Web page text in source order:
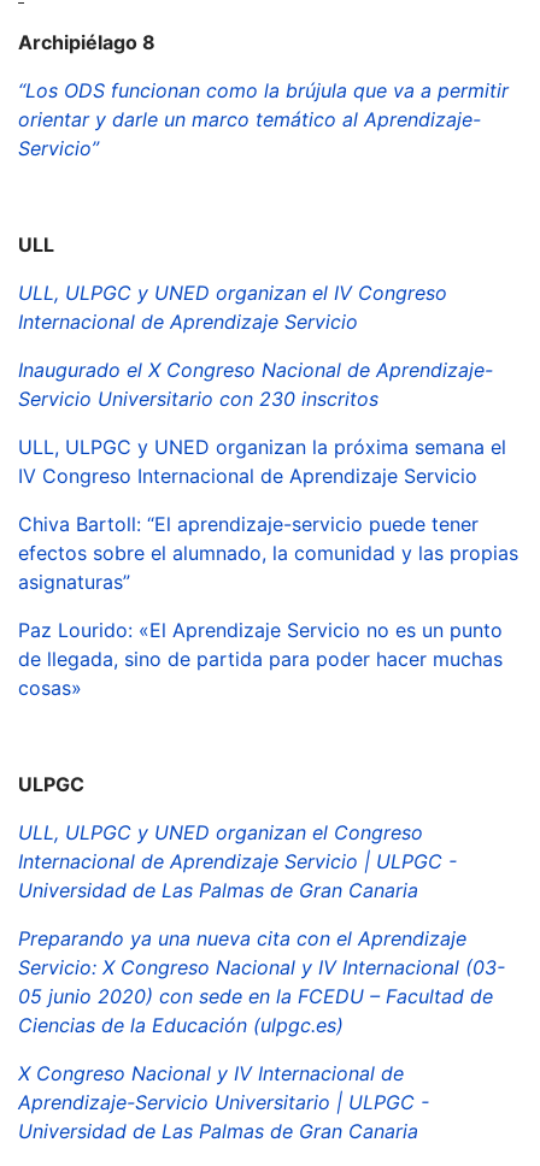
Archipiélago 8
“Los ODS funcionan como la brújula que va a permitir
orientar y darle un marco temático al Aprendizaje-
Servicio”
ULL
ULL, ULPGC y UNED organizan el IV Congreso
Internacional de Aprendizaje Servicio
Inaugurado el X Congreso Nacional de Aprendizaje-
Servicio Universitario con 230 inscritos
ULL, ULPGC y UNED organizan la próxima semana el
IV Congreso Internacional de Aprendizaje Servicio
Chiva Bartoll: “El aprendizaje-servicio puede tener
efectos sobre el alumnado, la comunidad y las propias
asignaturas”
Paz Lourido: «El Aprendizaje Servicio no es un punto
de llegada, sino de partida para poder hacer muchas
cosas»
ULPGC
ULL, ULPGC y UNED organizan el Congreso
Internacional de Aprendizaje Servicio | ULPGC -
Universidad de Las Palmas de Gran Canaria
Preparando ya una nueva cita con el Aprendizaje
Servicio: X Congreso Nacional y IV Internacional (03-
05 junio 2020) con sede en la FCEDU – Facultad de
Ciencias de la Educación (ulpgc.es)
X Congreso Nacional y IV Internacional de
Aprendizaje-Servicio Universitario | ULPGC -
Universidad de Las Palmas de Gran Canaria